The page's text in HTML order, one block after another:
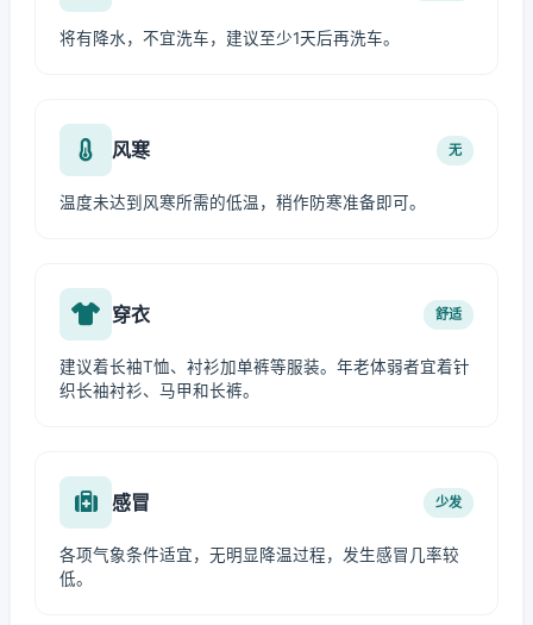
将有降水，不宜洗车，建议至少1天后再洗车。
风寒 无
温度未达到风寒所需的低温，稍作防寒准备即可。
穿衣 舒适
建议着长袖T恤、衬衫加单裤等服装。年老体弱者宜着针
织长袖衬衫、马甲和长裤。
感冒 少发
各项气象条件适宜，无明显降温过程，发生感冒几率较
低。